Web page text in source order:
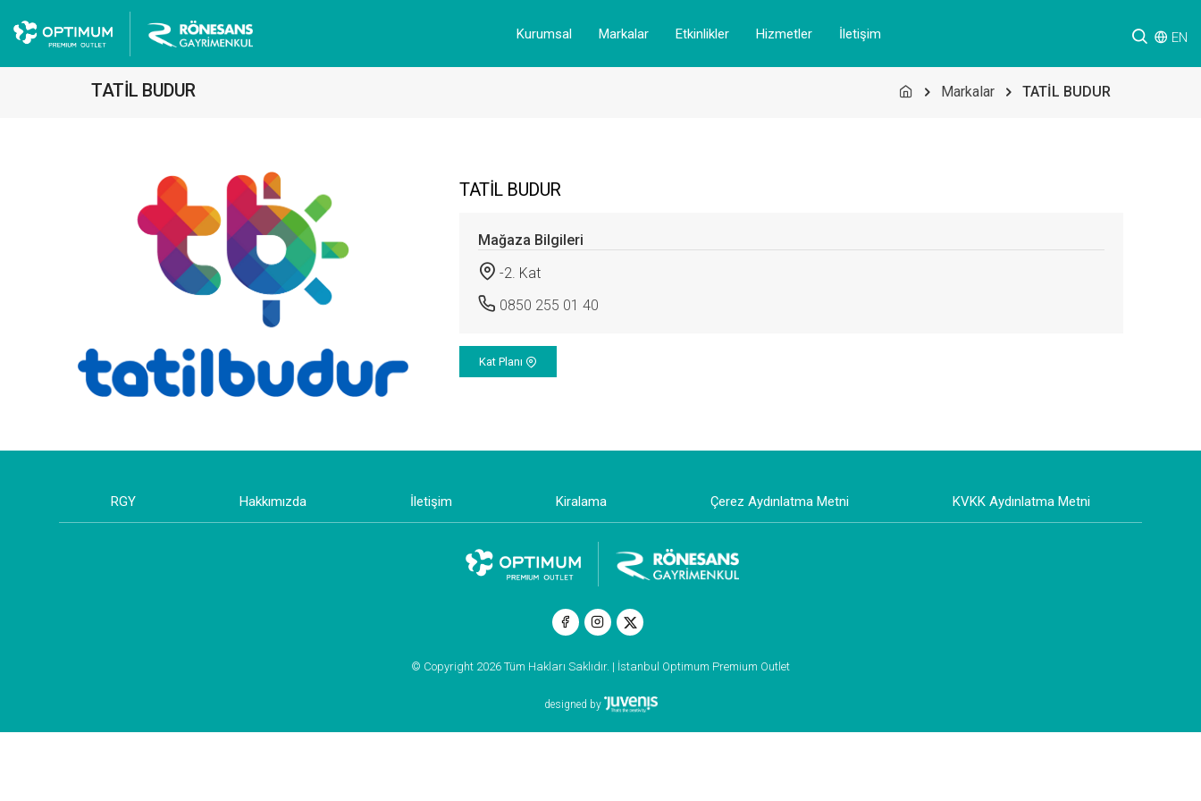
Kurumsal Markalar Etkinlikler Hizmetler İletişim EN
TATİL BUDUR Markalar TATİL BUDUR
TATİL BUDUR
Mağaza Bilgileri
-2. Kat
0850 255 01 40
Kat Planı
RGY Hakkımızda İletişim Kiralama Çerez Aydınlatma Metni KVKK Aydınlatma Metni
© Copyright 2026 Tüm Hakları Saklıdır. | İstanbul Optimum Premium Outlet
designed by